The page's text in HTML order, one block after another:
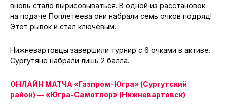
вновь стало вырисовываться. В одной из расстановок
на подаче Поплетеева они набрали семь очков подряд!
Этот рывок и стал ключевым.
Нижневартовцы завершили турнир с 6 очками в активе.
Сургутяне набрали лишь 2 балла.
ОНЛАЙН МАТЧА «Газпром-Югра» (Сургутский
район) — «Югра-Самотлор» (Нижневартовск)